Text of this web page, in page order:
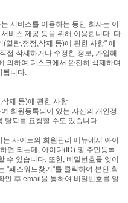
서비스를 이용하는 동안 회사는 이
비스 제공 등을 위해 이용합니다. 다
열람,정정,삭제 등)에 관한 사항" 에
접 삭제하거나 수정한 정보, 가입해
의하여 디스크에서 완전히 삭제하며
됩니다.
제 등)에 관한 사항
회원등록되어 있는 자신의 개인정
탈퇴를 요청할 수도 있습니다.
사이트의 회원관리 메뉴에서 아이
면 되는데, 아이디(ID) 및 주민등록
수 있습니다. 또한, 비밀번호를 잊어
"패스워드찾기"를 클릭하여 본인 확
인 후 email을 통하여 비밀번호를 알